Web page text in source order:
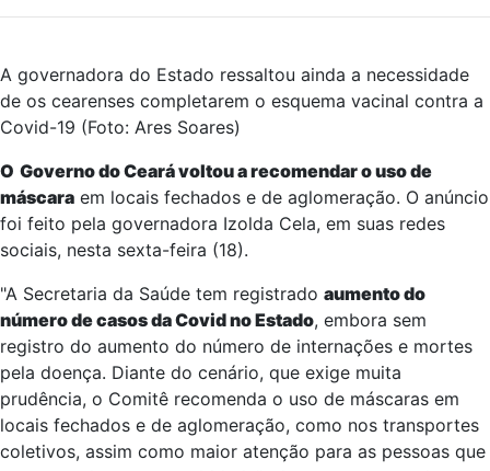
A governadora do Estado ressaltou ainda a necessidade
de os cearenses completarem o esquema vacinal contra a
Covid-19 (Foto: Ares Soares)
O Governo do Ceará voltou a recomendar o uso de
máscara em locais fechados e de aglomeração. O anúncio
foi feito pela governadora Izolda Cela, em suas redes
sociais, nesta sexta-feira (18).
"A Secretaria da Saúde tem registrado aumento do
número de casos da Covid no Estado, embora sem
registro do aumento do número de internações e mortes
pela doença. Diante do cenário, que exige muita
prudência, o Comitê recomenda o uso de máscaras em
locais fechados e de aglomeração, como nos transportes
coletivos, assim como maior atenção para as pessoas que